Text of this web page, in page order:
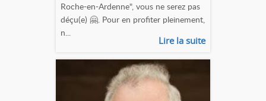
Roche-en-Ardenne", vous ne serez pas
déçu(e) 🤗. Pour en profiter pleinement,
n...
Lire la suite